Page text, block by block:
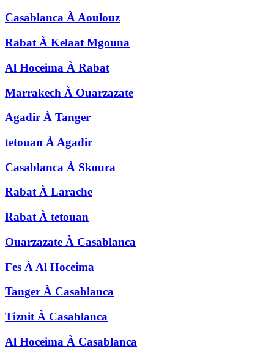
Casablanca ÀAoulouz
Rabat À Kelaat Mgouna
Al Hoceima À Rabat
Marrakech À Ouarzazate
Agadir À Tanger
tetouan À Agadir
Casablanca À Skoura
Rabat À Larache
Rabat À tetouan
Ouarzazate À Casablanca
Fes À Al Hoceima
Tanger À Casablanca
Tiznit À Casablanca
Al Hoceima À Casablanca